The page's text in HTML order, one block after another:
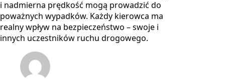
i nadmierna prędkość mogą prowadzić do
poważnych wypadków. Każdy kierowca ma
realny wpływ na bezpieczeństwo – swoje i
innych uczestników ruchu drogowego.